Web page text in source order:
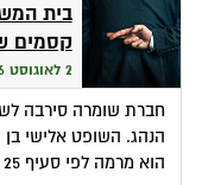
בית
קסמים
2 לאוגוסט 2026
חברת שומרה סירבה
הנהג. השופט אלישי
הוא מרמה לפי סעיף 25 לחוק חוזה הביטוח.